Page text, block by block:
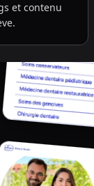
et contenu